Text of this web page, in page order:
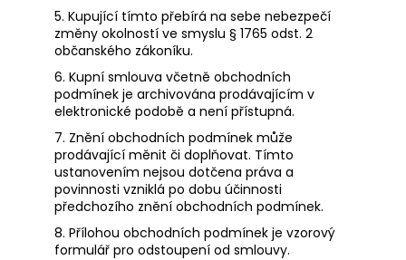
5. Kupující tímto přebírá na sebe nebezpečí
změny okolností ve smyslu § 1765 odst. 2
občanského zákoníku.
6. Kupní smlouva včetně obchodních
podmínek je archivována prodávajícím v
elektronické podobě a není přístupná.
7. Znění obchodních podmínek může
prodávající měnit či doplňovat. Tímto
ustanovením nejsou dotčena práva a
povinnosti vzniklá po dobu účinnosti
předchozího znění obchodních podmínek.
8. Přílohou obchodních podmínek je vzorový
formulář pro odstoupení od smlouvy.